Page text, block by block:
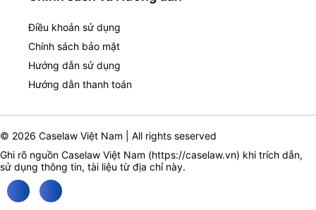
Điều khoản sử dụng
Chính sách bảo mật
Hướng dẫn sử dụng
Hướng dẫn thanh toán
© 2026 Caselaw Việt Nam | All rights seserved
Ghi rõ nguồn Caselaw Việt Nam (https://caselaw.vn) khi trích dẫn,
sử dụng thông tin, tài liệu từ địa chỉ này.